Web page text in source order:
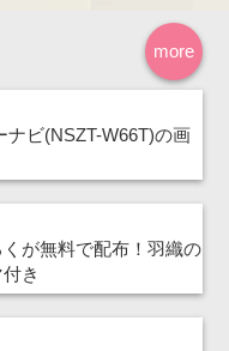
more
ナビ(NSZT-W66T)の画
くが無料で配布！羽織の
き